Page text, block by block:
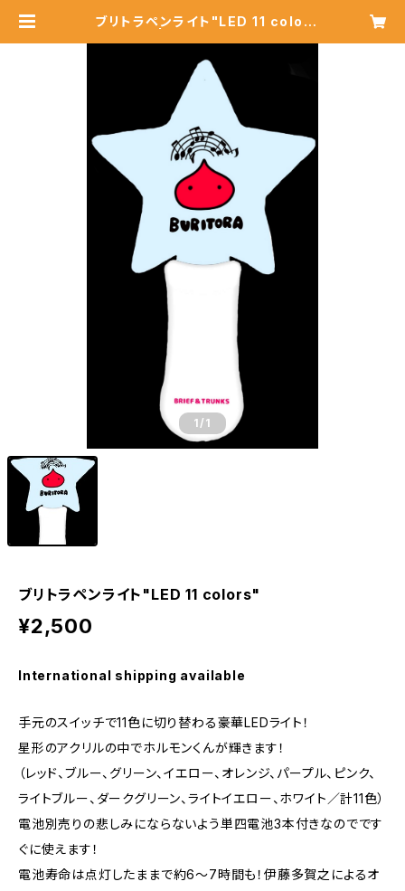
ブリトラペンライト"LED 11 color
1 /1
ブリトラペンライト"LED 11 colors"
¥2,500
International shipping available
手元のスイッチで11色に切り替わる豪華LEDライト！
星形のアクリルの中でホルモンくんが輝きます！
（レッド、ブルー、グリーン、イエロー、オレンジ、パープル、ピンク、
ライトブルー、ダークグリーン、ライトイエロー、ホワイト／計11色）
電池別売りの悲しみにならないよう単四電池3本付きなのでです
ぐに使えます！
電池寿命は点灯したままで約6〜7時間も！伊藤多賀之によるオ